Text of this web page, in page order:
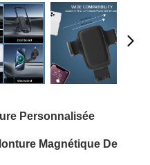
Personnalisée
Magnétique De